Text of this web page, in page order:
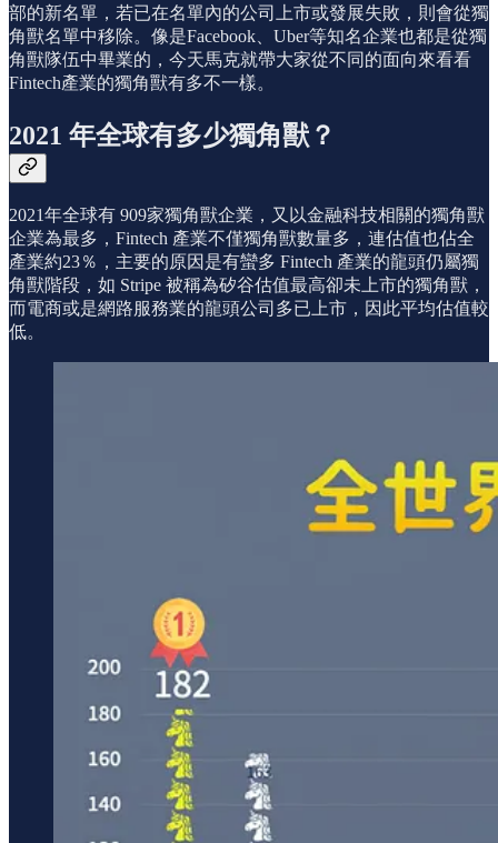
部的新名單，若已在名單內的公司上市或發展失敗，則會從獨
角獸名單中移除。像是Facebook、Uber等知名企業也都是從獨
角獸隊伍中畢業的，今天馬克就帶大家從不同的面向來看看
Fintech產業的獨角獸有多不一樣。
2021 年全球有多少獨角獸？
2021年全球有 909家獨角獸企業，又以金融科技相關的獨角獸
企業為最多，Fintech 產業不僅獨角獸數量多，連估值也佔全
產業約23％，主要的原因是有蠻多 Fintech 產業的龍頭仍屬獨
角獸階段，如 Stripe 被稱為矽谷估值最高卻未上市的獨角獸，
而電商或是網路服務業的龍頭公司多已上市，因此平均估值較
低。